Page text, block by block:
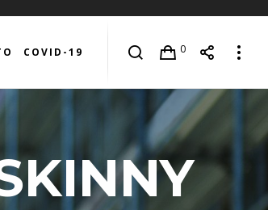
0
COVID-19